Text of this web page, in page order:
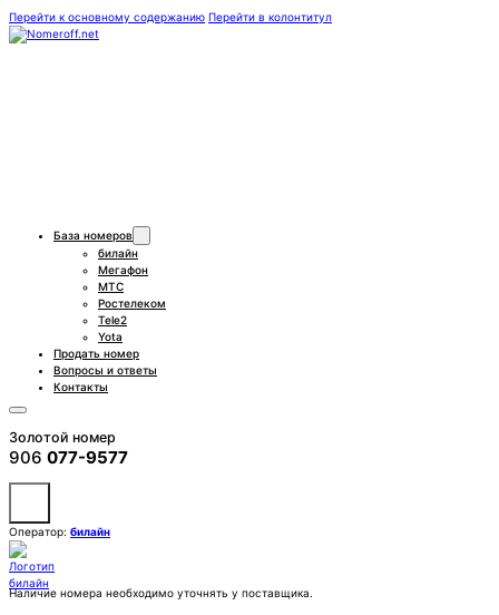
Перейти к основному содержанию Перейти в колонтитул
База номеров
билайн
Мегафон
МТС
Ростелеком
Tele2
Yota
Продать номер
Вопросы и ответы
Контакты
Золотой номер
906 077-9577
Оператор: билайн
Наличие номера необходимо уточнять у поставщика.